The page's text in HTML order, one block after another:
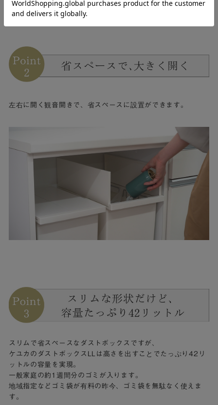
左右に開く観音開きで、省スペースに設置ができます。
スリムで省スペースなダストボックスですが、
ケユカのダストボックスLLは高さを出すことでたっぷり42リ
ットルの容量を実現。
一般家庭の約1週間分のゴミが入ります。
地域指定などゴミ袋が有料の昨今、ゴミ袋を無駄なく使えま
す。